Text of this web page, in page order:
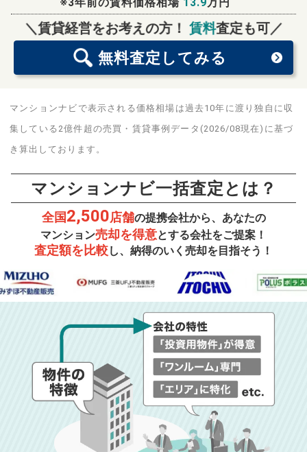
＼賃貸経営をお考えの方！ 賃料査定も可／
無料査定 してみる
無料査定スタート！
マンションナビで表示される価格相場は過去10年に渡り独自に収
集している2億件超の売買・賃貸事例データ(2026/08現在)に基づ
き算出しております。
マンションナビ一括査定とは？
全国2,500店舗の提携会社から、あなたの
マンション売却を得意とする会社をご提案！
査定額を比較し、納得のいく売却を目指そう！